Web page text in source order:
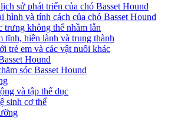
sử phát triển của chó Basset Hound
hình và tính cách của chó Basset Hound
trưng không thể nhầm lẫn
tĩnh, hiền lành và trung thành
trẻ em và các vật nuôi khác
Hound
sóc Basset Hound
và tập thể dục
sinh cơ thể